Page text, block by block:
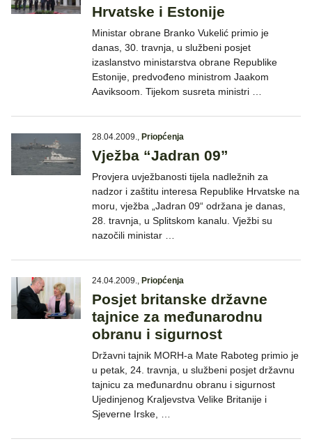
Hrvatske i Estonije
Ministar obrane Branko Vukelić primio je
danas, 30. travnja, u službeni posjet
izaslanstvo ministarstva obrane Republike
Estonije, predvođeno ministrom Jaakom
Aaviksoom. Tijekom susreta ministri …
28.04.2009., Priopćenja
Vježba “Jadran 09”
Provjera uvježbanosti tijela nadležnih za
nadzor i zaštitu interesa Republike Hrvatske na
moru, vježba „Jadran 09“ održana je danas,
28. travnja, u Splitskom kanalu. Vježbi su
nazočili ministar …
24.04.2009., Priopćenja
Posjet britanske državne
tajnice za međunarodnu
obranu i sigurnost
Državni tajnik MORH-a Mate Raboteg primio je
u petak, 24. travnja, u službeni posjet državnu
tajnicu za međunardnu obranu i sigurnost
Ujedinjenog Kraljevstva Velike Britanije i
Sjeverne Irske, …